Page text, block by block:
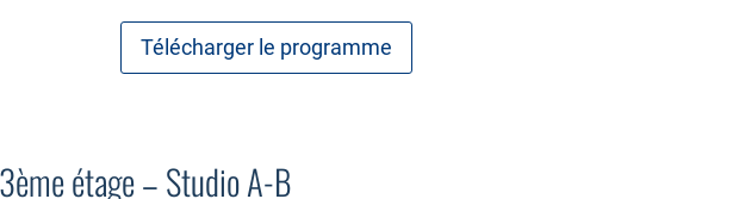
Télécharger le programme
étage – Studio A-B